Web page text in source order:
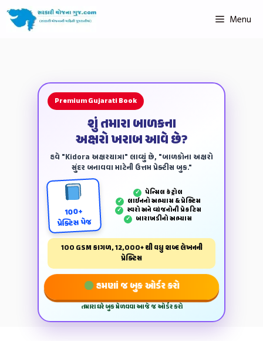
Menu
Premium Gujarati Book
શું તમારા બાળકના
અક્ષરો ખરાબ આવે છે?
હવે "Kidora અક્ષરયાત્રા" લાવ્યું છે, "બાળકોના અક્ષરો
સુંદર બનાવવા માટેની ઉત્તમ પ્રેક્ટીસ બુક."
100+
પ્રેક્ટિસ પેજ
✓ પેન્‍સિલ કંટ્રોલ
✓ લાઈનનો અભ્યાસ & પ્રેક્ટિસ
✓ સ્વરો અને વ્યંજનોની પ્રેકટિસ
✓ બારાખડીનો અભ્યાસ
100 GSM કાગળ, 12,000+ થી વધુ શબ્દ લેખનની
પ્રેક્ટિસ
હમણાં જ બુક ઓર્ડર કરો
તમારા ઘરે બુક મેળવવા આજે જ ઓર્ડર કરો